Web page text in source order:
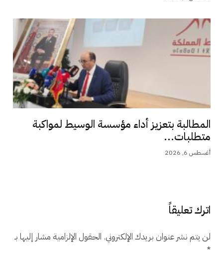
المطالبة بتعزيز أداء مؤسسة الوسيط لمواكبة
متطلبات...
أغسطس 6, 2026
اترك تعليقاً
لن يتم نشر عنوان بريدك الإلكتروني. الحقول الإلزامية مشار إليها بـ
*